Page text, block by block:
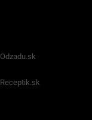
Odzadu.sk
Receptik.sk